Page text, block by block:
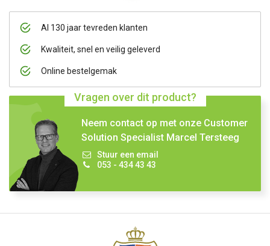
Al 130 jaar tevreden klanten
Kwaliteit, snel en veilig geleverd
Online bestelgemak
Vragen over dit product?
Neem contact op met onze Customer
Solution Specialist Marcel Tersteeg
Stuur een email
053 - 434 43 43